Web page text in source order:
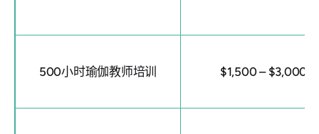
500小时瑜伽教师培训 $1,500 – $3,000